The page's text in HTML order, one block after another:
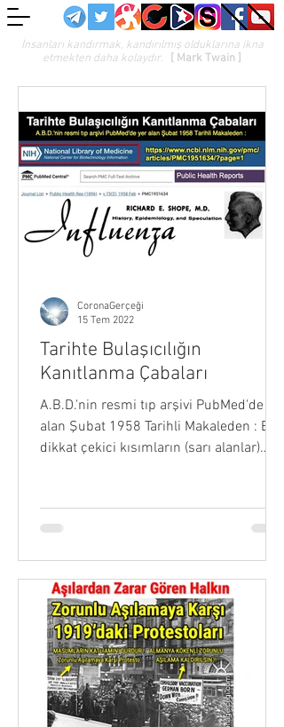
İnsanları kandırmak, kandırılmış olduklarına ikna
etmekten daha kolaydır.
[ Mark Twain ]
Tarihte Bulaşıcılığın
Kanıtlanma Çabaları
A.B.D.'nin resmi tıp arşivi PubMed'de yer
alan Şubat 1958 Tarihli Makaleden : En
dikkat çekici kısımların (sarı alanlar)
CoronaGerçeği
15 Tem 2022